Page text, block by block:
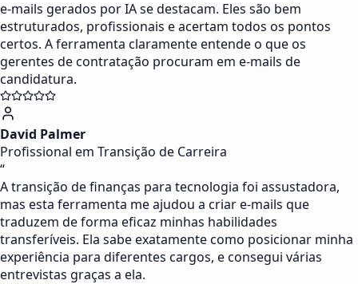
e-mails gerados por IA se destacam. Eles são bem
estruturados, profissionais e acertam todos os pontos
certos. A ferramenta claramente entende o que os
gerentes de contratação procuram em e-mails de
candidatura.
David Palmer
Profissional em Transição de Carreira
“
A transição de finanças para tecnologia foi assustadora,
mas esta ferramenta me ajudou a criar e-mails que
traduzem de forma eficaz minhas habilidades
transferíveis. Ela sabe exatamente como posicionar minha
experiência para diferentes cargos, e consegui várias
entrevistas graças a ela.